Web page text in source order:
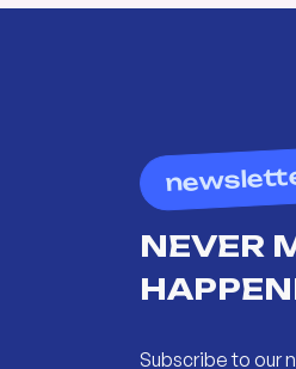
NEVER
Subscribe to our